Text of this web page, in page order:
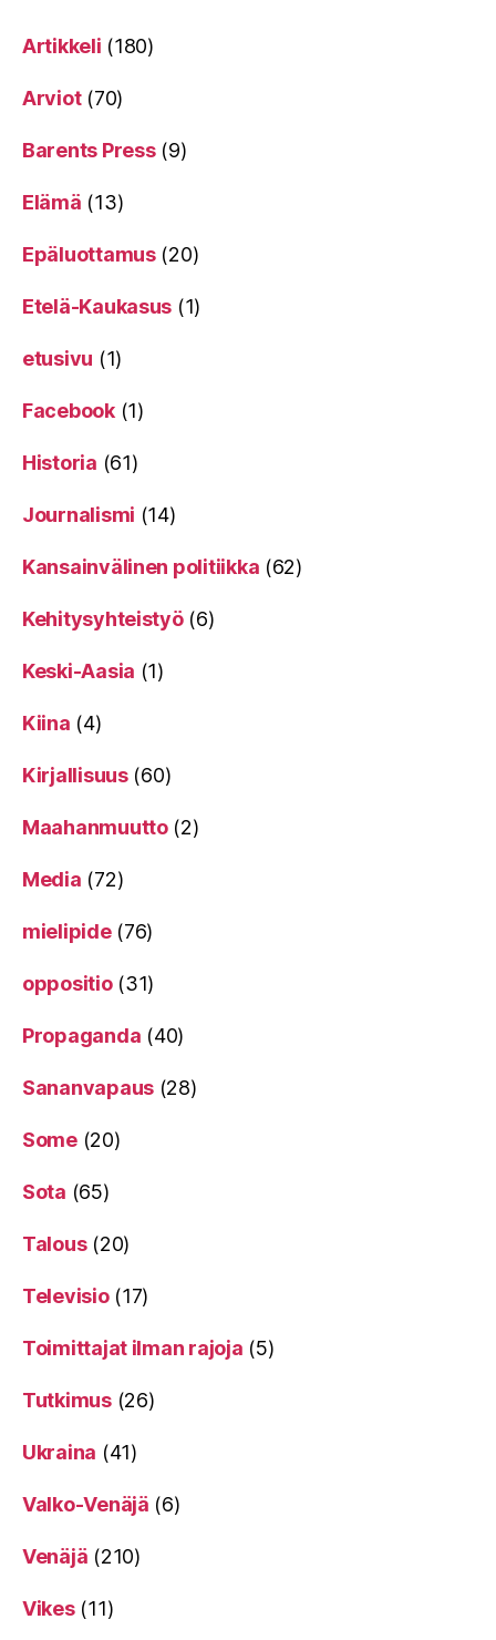
Artikkeli (180)
Arviot(70)
Barents Press(9)
Elämä (13)
Epäluottamus(20)
Etelä-Kaukasus (1)
etusivu (1)
Facebook(1)
Historia (61)
Journalismi (14)
Kansainvälinen politiikka (62)
Kehitysyhteistyö(6)
Keski-Aasia (1)
Kiina (4)
Kirjallisuus(60)
Maahanmuutto(2)
Media (72)
mielipide(76)
oppositio(31)
Propaganda (40)
Sananvapaus (28)
Some(20)
Sota (65)
Talous(20)
Televisio(17)
Toimittajat ilman rajoja (5)
Tutkimus(26)
Ukraina (41)
Valko-Venäjä (6)
Venäjä (210)
Vikes(11)